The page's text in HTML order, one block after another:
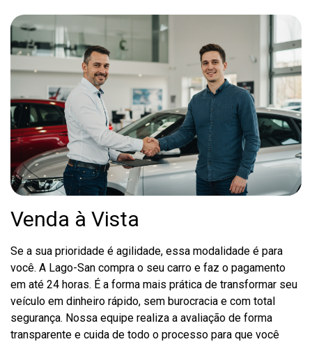
Venda à Vista
Se a sua prioridade é agilidade, essa modalidade é para
você. A Lago-San compra o seu carro e faz o pagamento
em até 24 horas. É a forma mais prática de transformar seu
veículo em dinheiro rápido, sem burocracia e com total
segurança. Nossa equipe realiza a avaliação de forma
transparente e cuida de todo o processo para que você